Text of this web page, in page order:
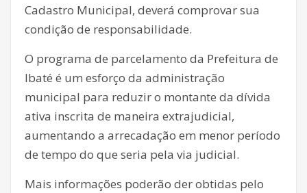
Cadastro Municipal, deverá comprovar sua
condição de responsabilidade.
O programa de parcelamento da Prefeitura de
Ibaté é um esforço da administração
municipal para reduzir o montante da dívida
ativa inscrita de maneira extrajudicial,
aumentando a arrecadação em menor período
de tempo do que seria pela via judicial.
Mais informações poderão der obtidas pelo